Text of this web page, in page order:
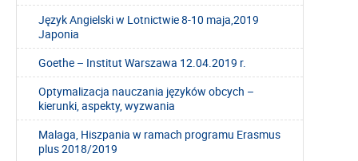
Język Angielski w Lotnictwie 8-10 maja,2019
Japonia
Goethe – Institut Warszawa 12.04.2019 r.
Optymalizacja nauczania języków obcych –
kierunki, aspekty, wyzwania
Malaga, Hiszpania w ramach programu Erasmus
plus 2018/2019